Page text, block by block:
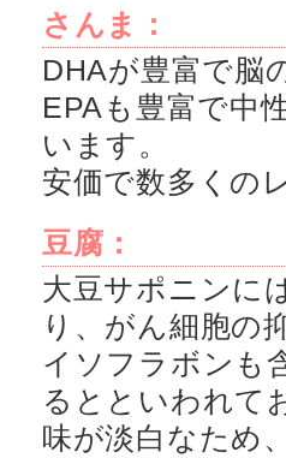
さんま：
DHAが豊富で脳
EPAも豊富で中
います。
安価で数多くの
豆腐：
大豆サポニンに
り、がん細胞の
イソフラボンも
るとといわれて
味が淡白なため